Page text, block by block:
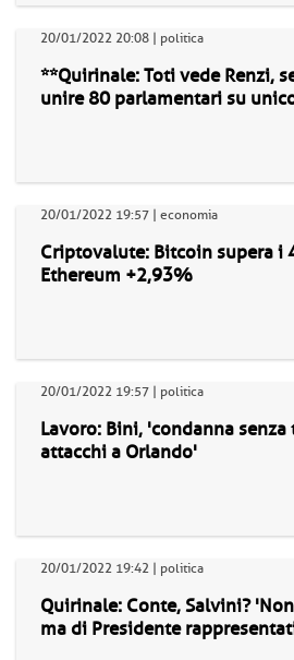
20/01/2022 20:08 | politica
**Quirinale: Toti vede Renzi,
unire 80 parlamentari su
20/01/2022 19:57 | economia
Criptovalute: Bitcoin supera i
Ethereum +2,93%
20/01/2022 19:57 | politica
Lavoro: Bini, 'condanna
attacchi a Orlando'
20/01/2022 19:42 | politica
Quirinale: Conte, Salvini?
ma di Presidente